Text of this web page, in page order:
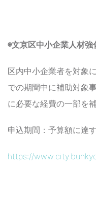
◉文京区中小企業人材
区内中小企業者を対象
での期間中に補助対象
に必要な経費の一部を
申込期間：予算額に達
https://